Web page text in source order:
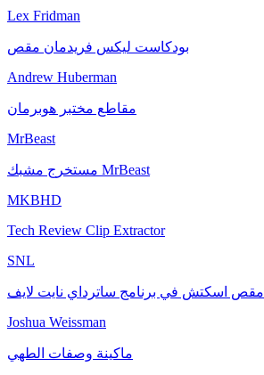
Lex Fridman
بودكاست ليكس فريدمان مقص
Andrew Huberman
مقاطع مختبر هوبرمان
MrBeast
مستخرج مشبك MrBeast
MKBHD
Tech Review Clip Extractor
SNL
مقص اسكتش في برنامج ساترداي نايت لايف
Joshua Weissman
ماكينة وصفات الطهي